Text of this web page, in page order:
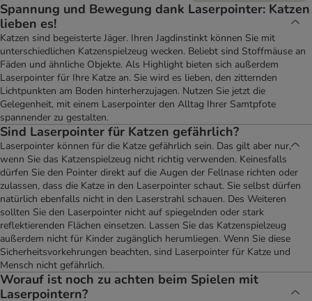
Spannung und Bewegung dank Laserpointer: Katzen
lieben es!
Katzen sind begeisterte Jäger. Ihren Jagdinstinkt können Sie mit
unterschiedlichen Katzenspielzeug wecken. Beliebt sind Stoffmäuse an
Fäden und ähnliche Objekte. Als Highlight bieten sich außerdem
Laserpointer für Ihre Katze an. Sie wird es lieben, den zitternden
Lichtpunkten am Boden hinterherzujagen. Nutzen Sie jetzt die
Gelegenheit, mit einem Laserpointer den Alltag Ihrer Samtpfote
spannender zu gestalten.
Sind Laserpointer für Katzen gefährlich?
Laserpointer können für die Katze gefährlich sein. Das gilt aber nur,
wenn Sie das Katzenspielzeug nicht richtig verwenden. Keinesfalls
dürfen Sie den Pointer direkt auf die Augen der Fellnase richten oder
zulassen, dass die Katze in den Laserpointer schaut. Sie selbst dürfen
natürlich ebenfalls nicht in den Laserstrahl schauen. Des Weiteren
sollten Sie den Laserpointer nicht auf spiegelnden oder stark
reflektierenden Flächen einsetzen. Lassen Sie das Katzenspielzeug
außerdem nicht für Kinder zugänglich herumliegen. Wenn Sie diese
Sicherheitsvorkehrungen beachten, sind Laserpointer für Katze und
Mensch nicht gefährlich.
Worauf ist noch zu achten beim Spielen mit
Laserpointern?